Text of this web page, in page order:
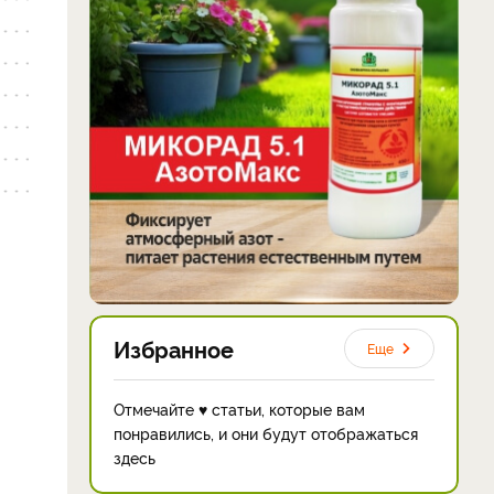
Избранное Еще
Отмечайте ♥ статьи, которые вам
понравились, и они будут отображаться
здесь